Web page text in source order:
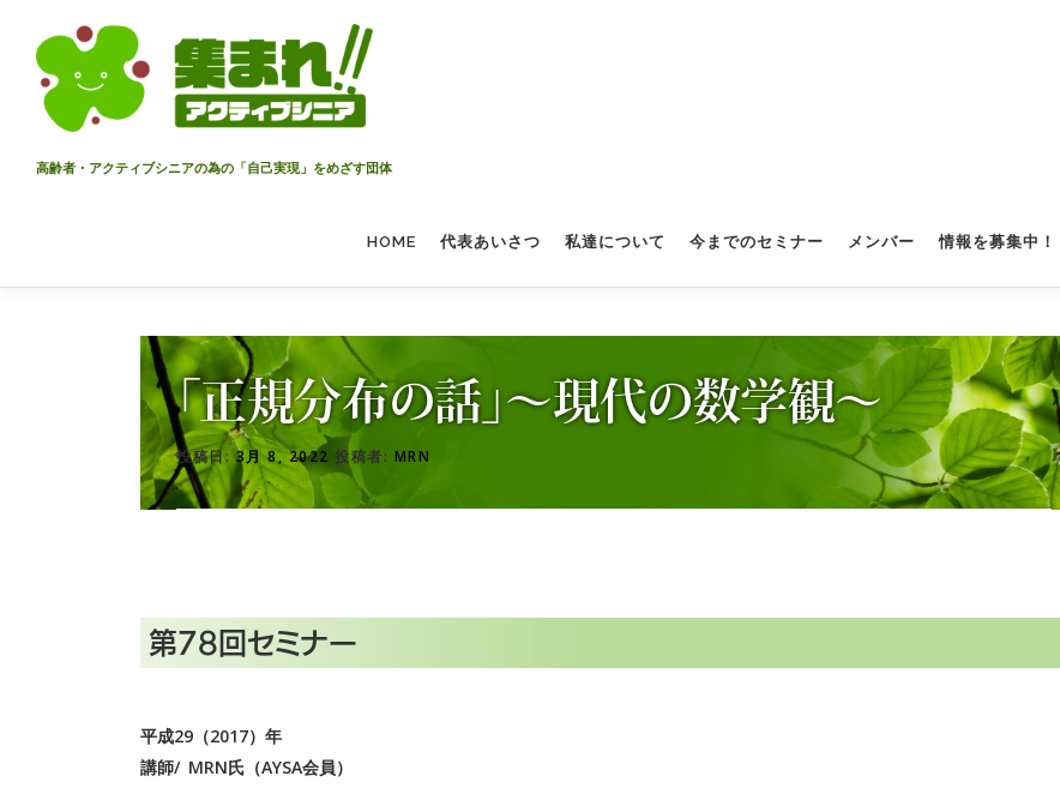
プ
高齢者・アクティブシニアの為の「自己実現」をめざす団体
HOME 代表あいさつ 私達について 今までのセミナー メンバー 情報を募集中！
「正規分布の話」～現代の数学観～
投稿日: 3月 8, 2022 投稿者: MRN
第78回セミナー
平成29（2017）年
講師/ MRN氏（AYSA会員）